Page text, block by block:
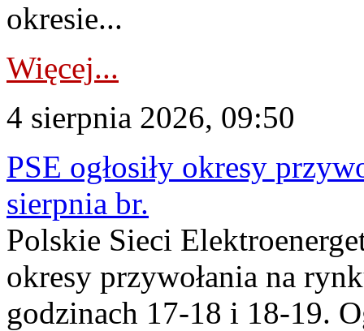
okresie...
Więcej...
4 sierpnia 2026, 09:50
PSE ogłosiły okresy
sierpnia br.
Polskie Sieci
okresy przywołania na
godzinach 17-18 i 18-19.